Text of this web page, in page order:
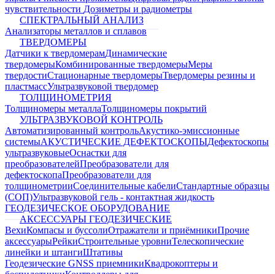
чувствительности Дозиметры и радиометры
СПЕКТРАЛЬНЫЙ АНАЛИЗ
Анализаторы металлов и сплавов
ТВЕРДОМЕРЫ
Датчики к твердомерамДинамические
твердомерыКомбинированные твердомерыМеры
твердостиСтационарные твердомерыТвердомеры резины и
пластмассУльтразвуковой твердомер
ТОЛЩИНОМЕТРИЯ
Толщиномеры металлаТолщиномеры покрытий
УЛЬТРАЗВУКОВОЙ КОНТРОЛЬ
Автоматизированный контрольАкустико-эмиссионные
системыАКУСТИЧЕСКИЕ ДЕФЕКТОСКОПЫДефектоскопы
ультразвуковыеОснастки для
преобразователейПреобразователи для
дефектоскопаПреобразователи для
толщинометрииСоединительные кабелиСтандартные образцы
(СОП)Ультразвуковой гель - контактная жидкость
ГЕОДЕЗИЧЕСКОЕ ОБОРУДОВАНИЕ
АКСЕССУАРЫ ГЕОДЕЗИЧЕСКИЕ
ВехиКомпасы и буссолиОтражатели и приёмникиПрочие
аксессуарыРейкиСтроительные уровниТелескопические
линейки и штангиШтативы
Геодезические GNSS приемникиКвадрокоптеры и